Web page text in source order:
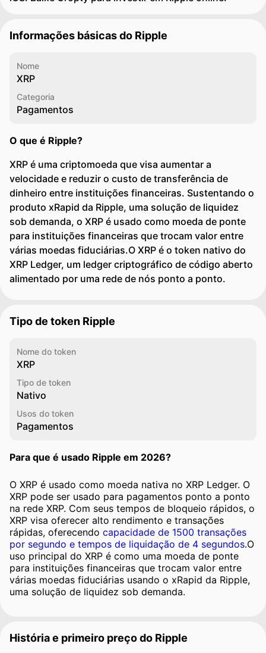
Informações básicas do Ripple
Nome
XRP
Categoria
Pagamentos
O que é Ripple?
XRP é uma criptomoeda que visa aumentar a
velocidade e reduzir o custo de transferência de
dinheiro entre instituições financeiras. Sustentando o
produto xRapid da Ripple, uma solução de liquidez
sob demanda, o XRP é usado como moeda de ponte
para instituições financeiras que trocam valor entre
várias moedas fiduciárias.O XRP é o token nativo do
XRP Ledger, um ledger criptográfico de código aberto
alimentado por uma rede de nós ponto a ponto.
Tipo de token Ripple
Nome do token
XRP
Tipo de token
Nativo
Usos do token
Pagamentos
Para que é usado Ripple em 2026?
O XRP é usado como moeda nativa no XRP Ledger. O
XRP pode ser usado para pagamentos ponto a ponto
na rede XRP. Com seus tempos de bloqueio rápidos, o
XRP visa oferecer alto rendimento e transações
rápidas, oferecendo capacidade de 1500 transações
por segundo e tempos de liquidação de 4 segundos.O
uso principal do XRP é como uma moeda de ponte
para instituições financeiras que trocam valor entre
várias moedas fiduciárias usando o xRapid da Ripple,
uma solução de liquidez sob demanda.
História e primeiro preço do Ripple